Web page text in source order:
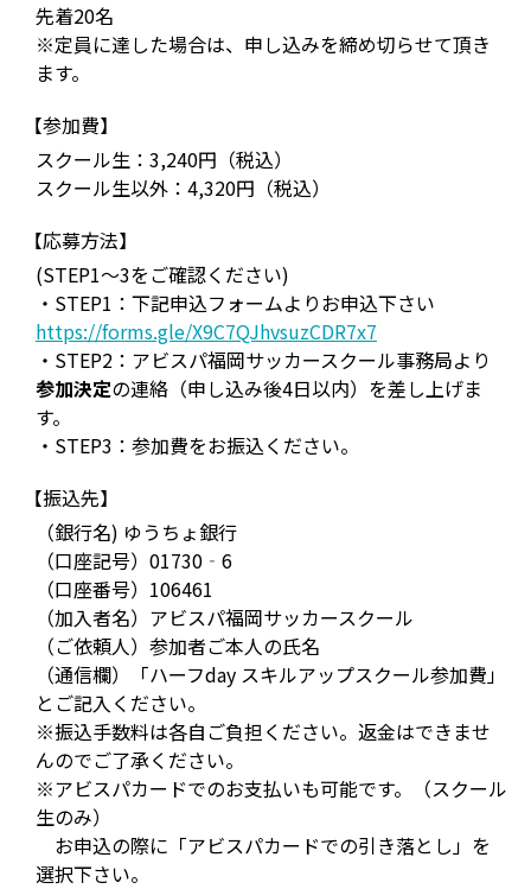
先着20名
※定員に達した場合は、申し込みを締め切らせて頂き
ます。
【参加費】
スクール生：3,240円（税込）
スクール生以外：4,320円（税込）
【応募方法】
(STEP1～3をご確認ください)
・STEP1：下記申込フォームよりお申込下さい
https://forms.gle/X9C7QJhvsuzCDR7x7
・STEP2：アビスパ福岡サッカースクール事務局より
参加決定の連絡（申し込み後4日以内）を差し上げま
す。
・STEP3：参加費をお振込ください。
【振込先】
（銀行名) ゆうちょ銀行
（口座記号）01730‐6
（口座番号）106461
（加入者名）アビスパ福岡サッカースクール
（ご依頼人）参加者ご本人の氏名
（通信欄）「ハーフday スキルアップスクール参加費」
とご記入ください。
※振込手数料は各自ご負担ください。返金はできませ
んのでご了承ください。
※アビスパカードでのお支払いも可能です。（スクール
生のみ）
お申込の際に「アビスパカードでの引き落とし」を
選択下さい。